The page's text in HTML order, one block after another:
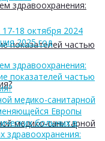
здравоохранения:
показателей частью
медико-санитарной
18 октября 2024
2025 год
здравоохранения:
показателей частью
медико-санитарной
Европы
больных в
здравоохранения: